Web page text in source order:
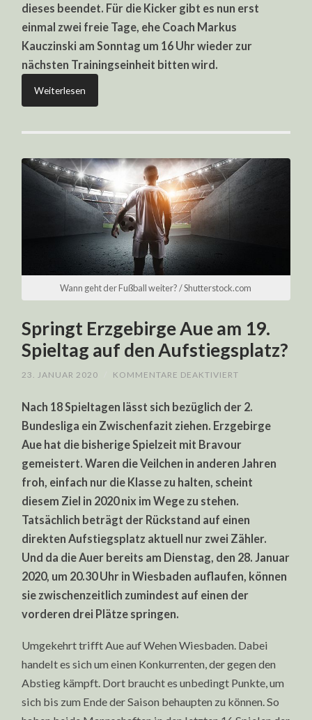
dieses beendet. Für die Kicker gibt es nun erst
einmal zwei freie Tage, ehe Coach Markus
Kauczinski am Sonntag um 16 Uhr wieder zur
nächsten Trainingseinheit bitten wird.
Weiterlesen
Wann geht der Fußball weiter? / Shutterstock.com
Springt Erzgebirge Aue am 19.
Spieltag auf den Aufstiegsplatz?
23. JANUAR 2020 KOMMENTARE DEAKTIVIERT
AUE
19.
AUF
DEN
Nach 18 Spieltagen lässt sich bezüglich der 2.
Bundesliga ein Zwischenfazit ziehen. Erzgebirge
Aue hat die bisherige Spielzeit mit Bravour
gemeistert. Waren die Veilchen in anderen Jahren
froh, einfach nur die Klasse zu halten, scheint
diesem Ziel in 2020 nix im Wege zu stehen.
Tatsächlich beträgt der Rückstand auf einen
direkten Aufstiegsplatz aktuell nur zwei Zähler.
Und da die Auer bereits am Dienstag, den 28. Januar
2020, um 20.30 Uhr in Wiesbaden auflaufen, können
sie zwischenzeitlich zumindest auf einen der
vorderen drei Plätze springen.
Umgekehrt trifft Aue auf Wehen Wiesbaden. Dabei
handelt es sich um einen Konkurrenten, der gegen den
Abstieg kämpft. Dort braucht es unbedingt Punkte, um
sich bis zum Ende der Saison behaupten zu können. So